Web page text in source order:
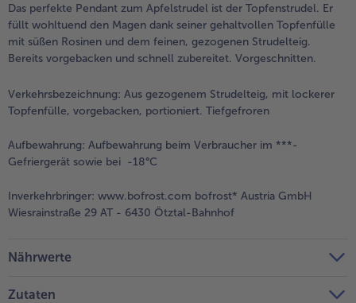
Das perfekte Pendant zum Apfelstrudel ist der Topfenstrudel. Er
füllt wohltuend den Magen dank seiner gehaltvollen Topfenfülle
mit süßen Rosinen und dem feinen, gezogenen Strudelteig.
Bereits vorgebacken und schnell zubereitet. Vorgeschnitten.
Verkehrsbezeichnung: Aus gezogenem Strudelteig, mit lockerer
Topfenfülle, vorgebacken, portioniert. Tiefgefroren
Aufbewahrung: Aufbewahrung beim Verbraucher im ***-
Gefriergerät sowie bei -18°C
Inverkehrbringer: www.bofrost.com bofrost* Austria GmbH
Wiesrainstraße 29 AT - 6430 Ötztal-Bahnhof
Nährwerte
Zutaten